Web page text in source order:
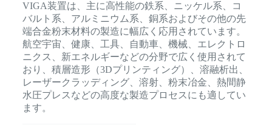
VIGA装置は、主に高性能の鉄系、ニッケル系、コ
バルト系、アルミニウム系、銅系およびその他の先
端合金粉末材料の製造に幅広く応用されています。
航空宇宙、健康、工具、自動車、機械、エレクトロ
ニクス、新エネルギーなどの分野で広く使用されて
おり、積層造形（3Dプリンティング）、溶融析出、
レーザークラッディング、溶射、粉末冶金、熱間静
水圧プレスなどの高度な製造プロセスにも適してい
ます。